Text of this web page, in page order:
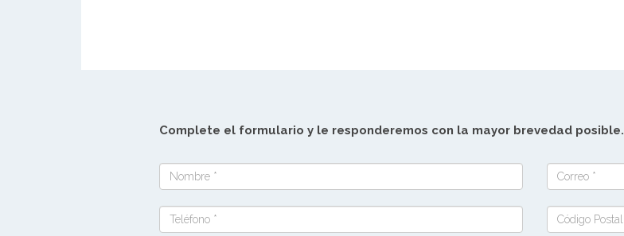
Complete el formulario y le responderemos con la mayor brevedad posible.